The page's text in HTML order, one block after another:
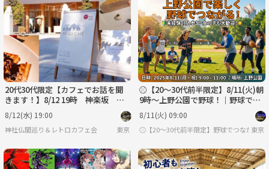
20代30代限定【カフェでお話を聞
きます！】8/12 19時 神楽坂 あ
かぎカフェ【参加費還元！】
8/12(水) 19:00
神社仏閣巡り＆レトロカフェ会 東京
⚾️【20～30代前半限定】8/11(火)朝
9時〜上野公園で野球！｜野球でつ
ながる✨【EBT】
8/11(火) 09:00
⚾️【20～30代前半限定】野球でつながる東京